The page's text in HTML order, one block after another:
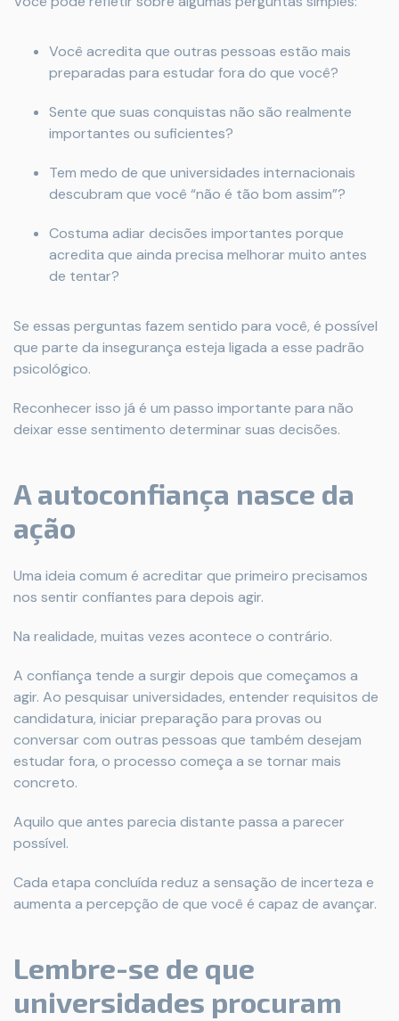
Você acredita que outras pessoas estão mais
preparadas para estudar fora do que você?
Sente que suas conquistas não são realmente
importantes ou suficientes?
Tem medo de que universidades internacionais
descubram que você “não é tão bom assim”?
Costuma adiar decisões importantes porque
acredita que ainda precisa melhorar muito antes
de tentar?
Se essas perguntas fazem sentido para você, é possível
que parte da insegurança esteja ligada a esse padrão
psicológico.
Reconhecer isso já é um passo importante para não
deixar esse sentimento determinar suas decisões.
A autoconfiança nasce da
ação
Uma ideia comum é acreditar que primeiro precisamos
nos sentir confiantes para depois agir.
Na realidade, muitas vezes acontece o contrário.
A confiança tende a surgir depois que começamos a
agir. Ao pesquisar universidades, entender requisitos de
candidatura, iniciar preparação para provas ou
conversar com outras pessoas que também desejam
estudar fora, o processo começa a se tornar mais
concreto.
Aquilo que antes parecia distante passa a parecer
possível.
Cada etapa concluída reduz a sensação de incerteza e
aumenta a percepção de que você é capaz de avançar.
Lembre-se de que
universidades procuram